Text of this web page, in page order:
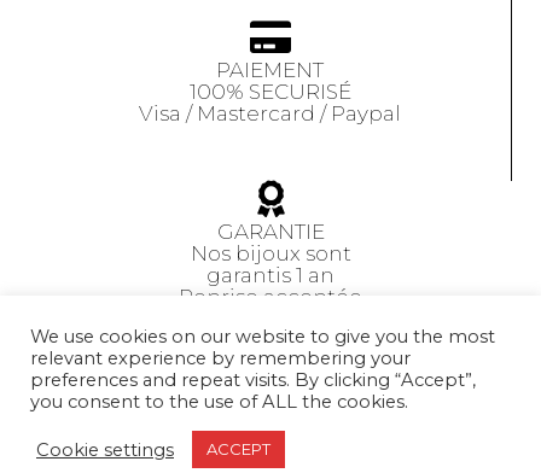
PAIEMENT
100% SECURISÉ
Visa / Mastercard / Paypal
GARANTIE
Nos bijoux sont
garantis 1 an
Reprise acceptée
CGV
We use cookies on our website to give you the most
relevant experience by remembering your
preferences and repeat visits. By clicking “Accept”,
you consent to the use of ALL the cookies.
Cookie settings ACCEPT